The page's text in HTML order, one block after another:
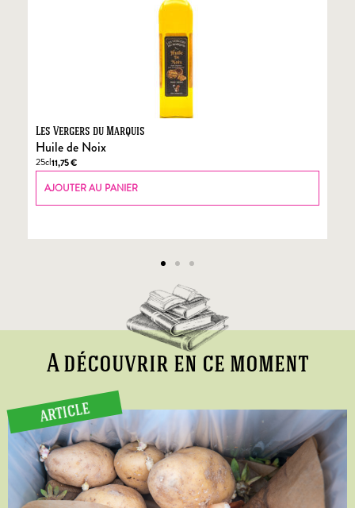
Les Vergers du Marquis
Huile de Noix
25cl11,75€
AJOUTER AU PANIER
A découvrir en ce moment
ARTICLE